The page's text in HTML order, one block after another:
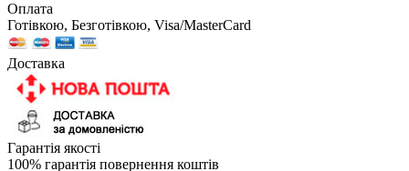
Оплата
Готівкою, Безготівкою, Visa/MasterCard
Доставка
Гарантія якості
100% гарантія повернення коштів